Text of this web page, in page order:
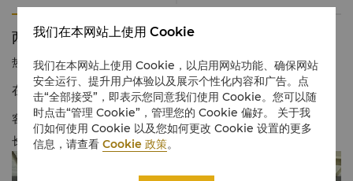
两间海景大豪华客房相互连通
热线电话 1 866 565 5050
在天堂般的美景中找到您自己的空间。
客房设计温馨舒适，适合大型团体和家庭。配有一张特大床和两张
长沙发，最多可容纳3名成人或2名成人和3名儿童。
我们在本网站上使用 Cookie
我们在本网站上使用 Cookie，以启用网站功能、确保网站
安全运行、提升用户体验以及展示个性化内容和广告。点
击“全部接受”，即表示您同意我们使用 Cookie。您可以随
时点击“管理 Cookie”，管理您的 Cookie 偏好。 关于我
们如何使用 Cookie 以及您如何更改 Cookie 设置的更多
信息，请查看Cookie 政策。